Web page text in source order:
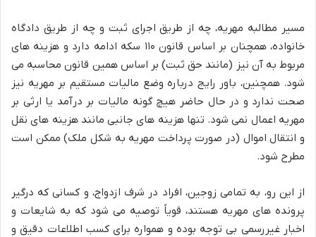
مسیر مطالبه مهریه، چه از طریق اجرای ثبت و چه از طریق دادگاه
خانواده، همچنان بر اساس قانون ۱۱۰ سکه ادامه دارد و هزینه های
مربوط به آن نیز (مانند حق ثبت) بر اساس همین قانون محاسبه می
شود. همچنین، باور رایج درباره وضع مالیات مستقیم بر مهریه نیز
صحت ندارد و در حال حاضر هیچ گونه مالیات بر درآمد یا ارثی بر
مهریه اعمال نمی شود. تنها هزینه های جانبی مانند هزینه های نقل
و انتقال اموال (در صورت پرداخت مهریه به شکل ملک) ممکن است
مطرح شود.
از این رو، به تمامی زوجین، افراد در شرف ازدواج، و کسانی که درگیر
پرونده های مهریه هستند، قویاً توصیه می شود که به شایعات و
اخبار غیررسمی بی توجه بوده و همواره برای کسب اطلاعات دقیق و